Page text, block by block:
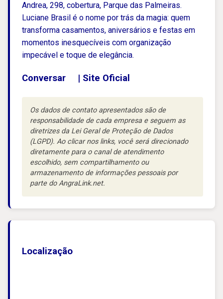
Andrea, 298, cobertura, Parque das Palmeiras.
Luciane Brasil é o nome por trás da magia: quem
transforma casamentos, aniversários e festas em
momentos inesquecíveis com organização
impecável e toque de elegância.
Conversar | Site Oficial
Os dados de contato apresentados são de
responsabilidade de cada empresa e seguem as
diretrizes da Lei Geral de Proteção de Dados
(LGPD). Ao clicar nos links, você será direcionado
diretamente para o canal de atendimento
escolhido, sem compartilhamento ou
armazenamento de informações pessoais por
parte do AngraLink.net.
Localização